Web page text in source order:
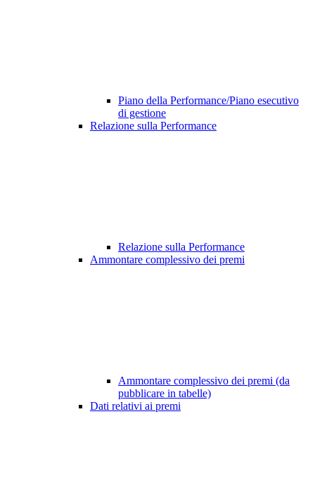
Piano della Performance/Piano esecutivo
di gestione
Relazione sulla Performance
Relazione sulla Performance
Ammontare complessivo dei premi
Ammontare complessivo dei premi (da
pubblicare in tabelle)
Dati relativi ai premi